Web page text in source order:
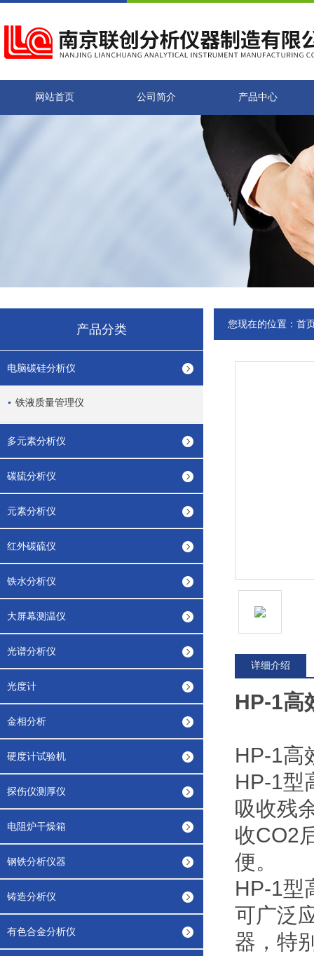
网站首页 公司简介 产品中心
产品分类
电脑碳硅分析仪
铁液质量管理仪
多元素分析仪
碳硫分析仪
元素分析仪
红外碳硫仪
铁水分析仪
大屏幕测温仪
光谱分析仪
光度计
金相分析
硬度计试验机
探伤仪测厚仪
电阻炉干燥箱
钢铁分析仪器
铸造分析仪
有色合金分析仪
您现在的位置： 首
详细介绍
HP-1高
HP-1高
HP-1型
吸收残
收CO2
便。
HP-1型
可广泛
器，特